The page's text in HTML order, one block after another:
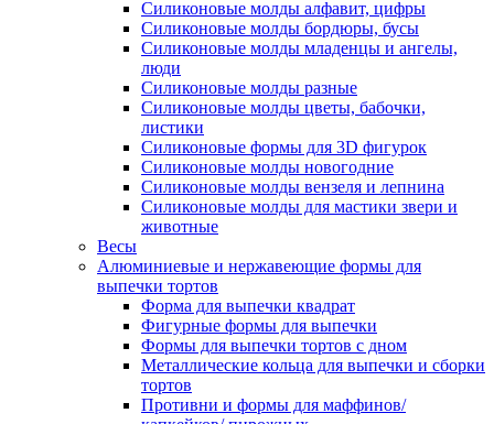
Силиконовые молды алфавит, цифры
Силиконовые молды бордюры, бусы
Силиконовые молды младенцы и ангелы,
люди
Силиконовые молды разные
Силиконовые молды цветы, бабочки,
листики
Силиконовые формы для 3D фигурок
Силиконовые молды новогодние
Силиконовые молды вензеля и лепнина
Силиконовые молды для мастики звери и
животные
Весы
Алюминиевые и нержавеющие формы для
выпечки тортов
Форма для выпечки квадрат
Фигурные формы для выпечки
Формы для выпечки тортов с дном
Металлические кольца для выпечки и сборки
тортов
Противни и формы для маффинов/